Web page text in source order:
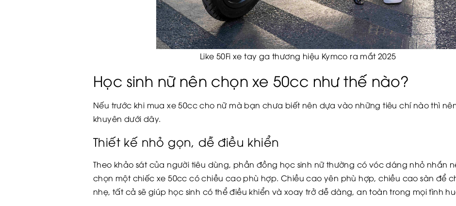
Like 50Fi xe tay ga thương hiệu Kymco ra mắt 2025
Học sinh nữ nên chọn xe 50cc như thế nào?
Nếu trước khi mua xe 50cc cho nữ mà bạn chưa biết nên dựa vào những tiêu chí nào thì
khuyên dưới dây.
Thiết kế nhỏ gọn, dễ điều khiển
Theo khảo sát của người tiêu dùng, phần đồng học sinh nữ thường có vóc dáng nhỏ nhắn
chọn một chiếc xe 50cc có chiều cao phù hợp. Chiều cao yên phù hợp, chiều cao sàn để
nhẹ, tất cả sẽ giúp học sinh có thể điều khiển và xoay trở dễ dàng, an toàn trong mọi tình